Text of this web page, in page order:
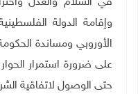
في السلام والعدل
وإقامة الدولة
الأوروبي ومساندة
على ضرورة استمرار
حتى الوصول لاتفاقية